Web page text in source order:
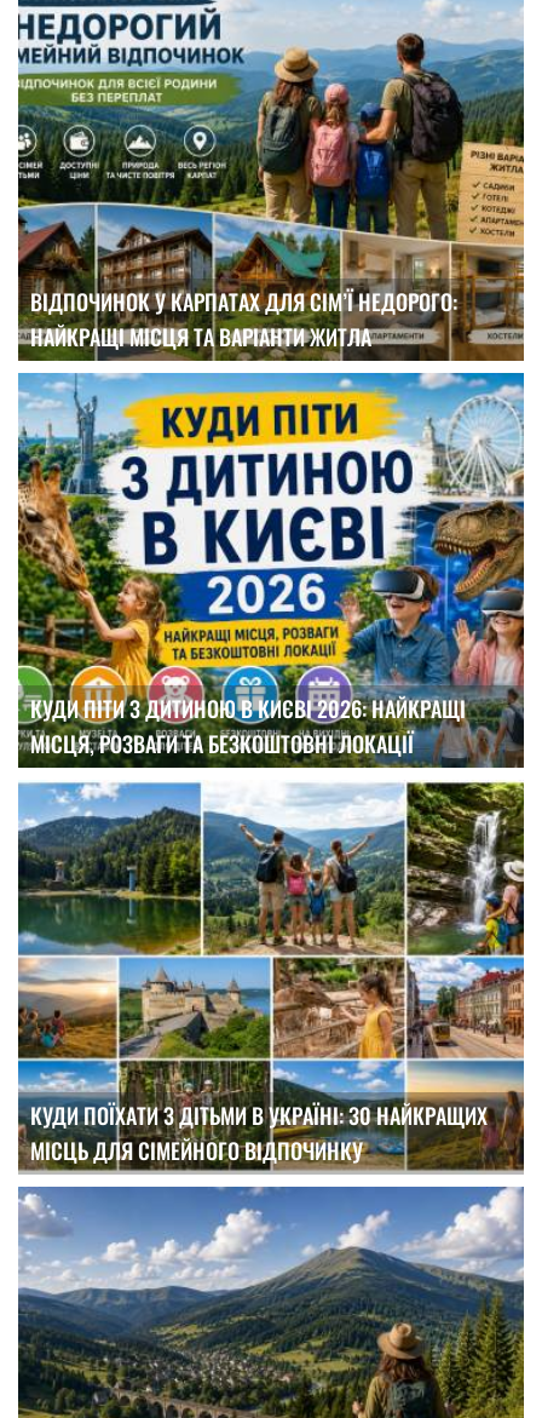
ВІДПОЧИНОК У КАРПАТАХ ДЛЯ СІМ’Ї НЕДОРОГО:
НАЙКРАЩІ МІСЦЯ ТА ВАРІАНТИ ЖИТЛА
КУДИ ПІТИ З ДИТИНОЮ В КИЄВІ 2026: НАЙКРАЩІ
МІСЦЯ, РОЗВАГИ ТА БЕЗКОШТОВНІ ЛОКАЦІЇ
КУДИ ПОЇХАТИ З ДІТЬМИ В УКРАЇНІ: 30 НАЙКРАЩИХ
МІСЦЬ ДЛЯ СІМЕЙНОГО ВІДПОЧИНКУ